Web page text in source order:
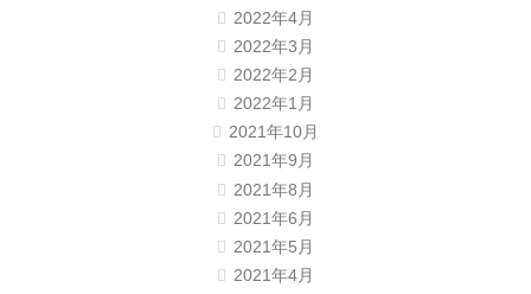
2022年4月
2022年3月
2022年2月
2022年1月
2021年10月
2021年9月
2021年8月
2021年6月
2021年5月
2021年4月